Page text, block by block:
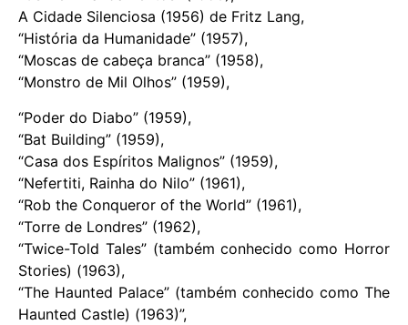
A Cidade Silenciosa (1956) de Fritz Lang,
“História da Humanidade” (1957),
“Moscas de cabeça branca” (1958),
“Monstro de Mil Olhos” (1959),
“Poder do Diabo” (1959),
“Bat Building” (1959),
“Casa dos Espíritos Malignos” (1959),
“Nefertiti, Rainha do Nilo” (1961),
“Rob the Conqueror of the World” (1961),
“Torre de Londres” (1962),
“Twice-Told Tales” (também conhecido como Horror
Stories) (1963),
“The Haunted Palace” (também conhecido como The
Haunted Castle) (1963)”,